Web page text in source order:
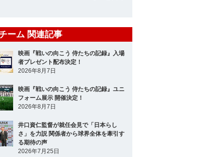
ーム 関連記事
映画『戦いの向こう 侍たちの記録』入場
者プレゼント配布決定！
2026年8月7日
映画『戦いの向こう 侍たちの記録』ユニ
フォーム展示 開催決定！
2026年8月7日
井口資仁監督が就任会見で「日本らし
さ」を力説 関係者から球界全体を牽引す
る期待の声
2026年7月25日